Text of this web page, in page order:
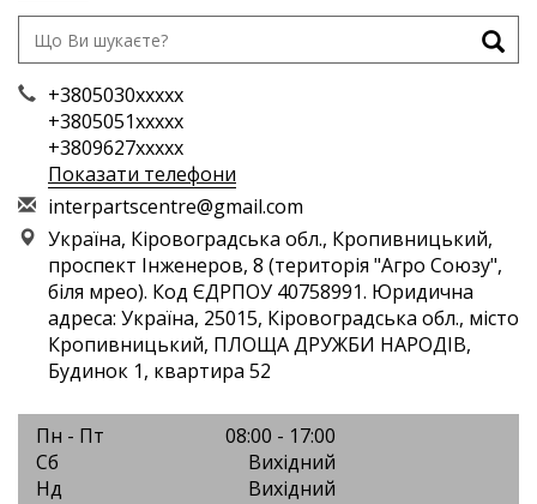
+3805030xxxxx
+3805051xxxxx
+3809627xxxxx
Показати телефони
interpartscentre@gmail.com
Україна, Кіровоградська обл., Кропивницький,
проспект Інженеров, 8 (територія "Агро Союзу",
біля мрео). Код ЄДРПОУ 40758991. Юридична
адреса: Україна, 25015, Кіровоградська обл., місто
Кропивницький, ПЛОЩА ДРУЖБИ НАРОДІВ,
Будинок 1, квартира 52
Пн - Пт
08:00 - 17:00
Сб
Вихідний
Нд
Вихідний